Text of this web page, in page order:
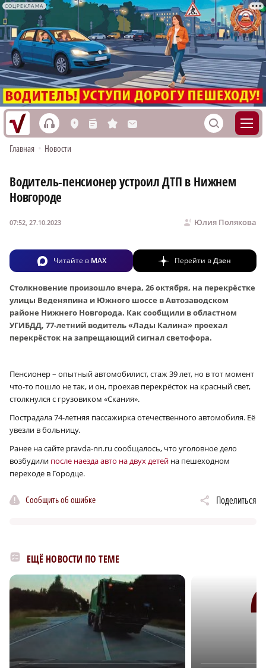
СОЦРЕКЛАМА
h L n s M S
Главная • Новости
Водитель-пенсионер устроил ДТП в Нижнем
Новгороде
Юлия Полякова
07:52, 27.10.2023
Читайте в MAX Перейти вДзен
Столкновение произошло вчера, 26 октября, на перекрёстке
улицы Веденяпина и Южного шоссе в Автозаводском
районе Нижнего Новгорода. Как сообщили в областном
УГИБДД, 77-летний водитель «Лады Калина» проехал
перекрёсток на запрещающий сигнал светофора.
Пенсионер – опытный автомобилист, стаж 39 лет, но в тот момент
что-то пошло не так, и он, проехав перекрёсток на красный свет,
столкнулся с грузовиком «Скания».
Пострадала 74-летняя пассажирка отечественного автомобиля. Её
увезли в больницу.
Ранее на сайте pravda-nn.ru сообщалось, что уголовное дело
возбудили после наезда авто на двух детей на пешеходном
переходе в Городце.
Сообщить об ошибке Поделиться
ЕЩЁ НОВОСТИ ПО ТЕМЕ